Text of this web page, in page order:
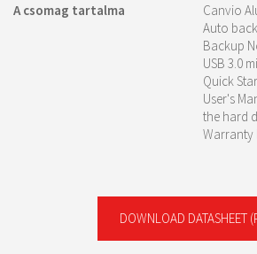
A csomag tartalma
Canvio
Auto
Backup
USB 3.0
Quick
User's
the hard
Warranty
DOWNLOAD DATASHEET